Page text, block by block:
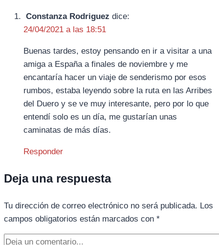
Constanza Rodriguez dice:
24/04/2021 a las 18:51
Buenas tardes, estoy pensando en ir a visitar a una
amiga a España a finales de noviembre y me
encantaría hacer un viaje de senderismo por esos
rumbos, estaba leyendo sobre la ruta en las Arribes
del Duero y se ve muy interesante, pero por lo que
entendí solo es un día, me gustarían unas
caminatas de más días.
Responder
Deja una respuesta
Tu dirección de correo electrónico no será publicada. Los
campos obligatorios están marcados con *